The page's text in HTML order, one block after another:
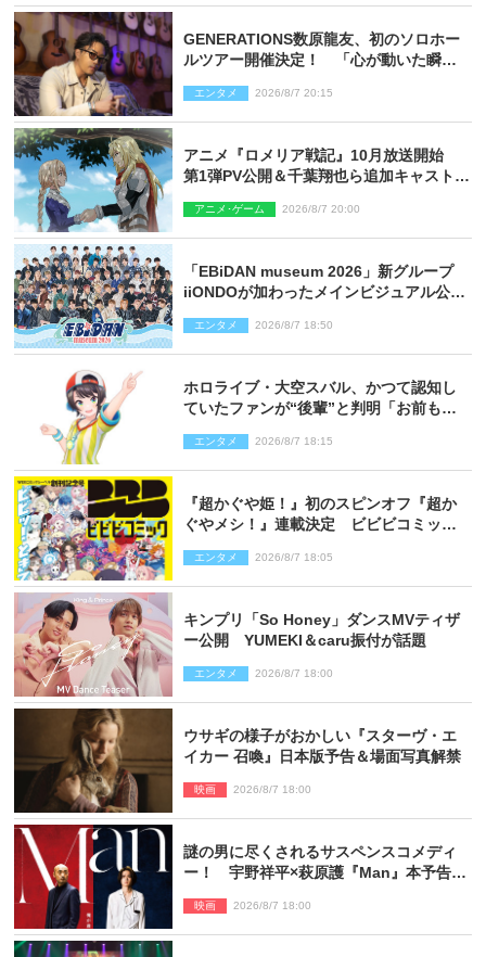
GENERATIONS数原龍友、初のソロホー
ルツアー開催決定！ 「心が動いた瞬間
エンタメ 2026/8/7 20:15
アニメ『ロメリア戦記』10月放送開始
第1弾PV公開＆千葉翔也ら追加キャスト4
アニメ･ゲーム 2026/8/7 20:00
「EBiDAN museum 2026」新グループ
iiONDOが加わったメインビジュアル公
エンタメ 2026/8/7 18:50
ホロライブ・大空スバル、かつて認知し
ていたファンが“後輩”と判明「お前もし
エンタメ 2026/8/7 18:15
『超かぐや姫！』初のスピンオフ『超か
ぐやメシ！』連載決定 ビビビコミック
エンタメ 2026/8/7 18:05
キンプリ「So Honey」ダンスMVティザ
ー公開 YUMEKI＆caru振付が話題
エンタメ 2026/8/7 18:00
ウサギの様子がおかしい『スターヴ・エ
イカー 召喚』日本版予告＆場面写真解禁
映画 2026/8/7 18:00
謎の男に尽くされるサスペンスコメディ
ー！ 宇野祥平×萩原護『Man』本予告＆
映画 2026/8/7 18:00